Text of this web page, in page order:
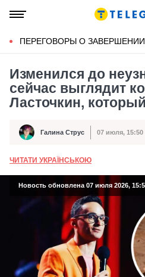
ПЕРЕГОВОРЫ О
Изменился до
сейчас выглядит
Ласточкин,
Автор Галина Струс
Дата публикации 07 июля, 15:50
ЧИТАТИ УКРАЇНСЬКОЮ
Новость обновлена 07 июля 2026,